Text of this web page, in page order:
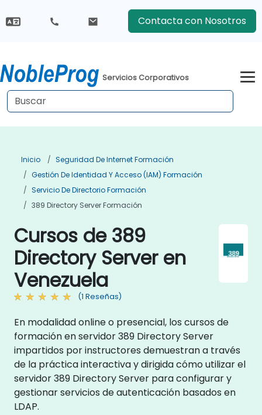
Contacta con Nosotros
Servicios Corporativos
Inicio
Seguridad De Internet Formación
Gestión De Identidad Y Acceso (IAM) Formación
Servicio De Directorio Formación
389 Directory Server Formación
Cursos de 389
Directory Server en
Venezuela
(1 Reseñas)
En modalidad online o presencial, los cursos de
formación en servidor 389 Directory Server
impartidos por instructores demuestran a través
de la práctica interactiva y dirigida cómo utilizar el
servidor 389 Directory Server para configurar y
gestionar servicios de autenticación basados en
LDAP.